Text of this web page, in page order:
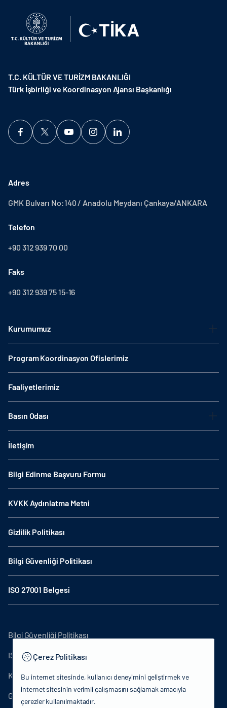
T.C. KÜLTÜR VE TURİZM BAKANLIĞI
Türk İşbirliği ve Koordinasyon Ajansı Başkanlığı
Adres
GMK Bulvarı No:140 / Anadolu Meydanı Çankaya/ANKARA
Telefon
+90 312 939 70 00
Faks
+90 312 939 75 15-16
Kurumumuz
Program Koordinasyon Ofislerimiz
Faaliyetlerimiz
Basın Odası
İletişim
Bilgi Edinme Başvuru Formu
KVKK Aydınlatma Metni
Gizlilik Politikası
Bilgi Güvenliği Politikası
ISO 27001 Belgesi
Bilgi Güvenliği Politikası
ISO27001
KVKK Aydınlatma Metni
Gizlilik Politikası
Çerez Politikası
Bu internet sitesinde, kullanıcı deneyimini geliştirmek ve
internet sitesinin verimli çalışmasını sağlamak amacıyla
çerezler kullanılmaktadır.